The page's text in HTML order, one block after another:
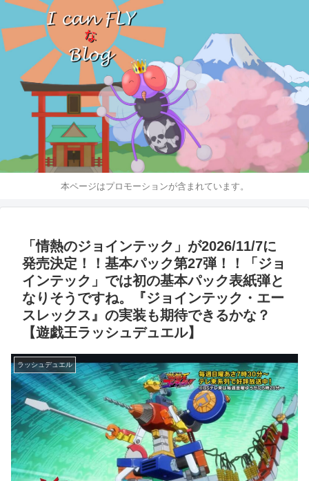
本ページはプロモーションが含まれています。
「情熱のジョインテック」が2026/11/7に
発売決定！！基本パック第27弾！！「ジョ
インテック」では初の基本パック表紙弾と
なりそうですね。『ジョインテック・エー
スレックス』の実装も期待できるかな？
【遊戯王ラッシュデュエル】
ラッシュデュエル